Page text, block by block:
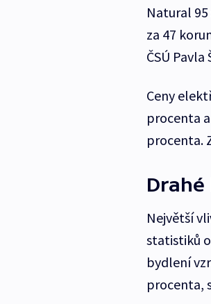
Natural
za 47
ČSÚ Pavla
Ceny
procenta
procenta.
Největší
statistiků
bydlení
procenta,